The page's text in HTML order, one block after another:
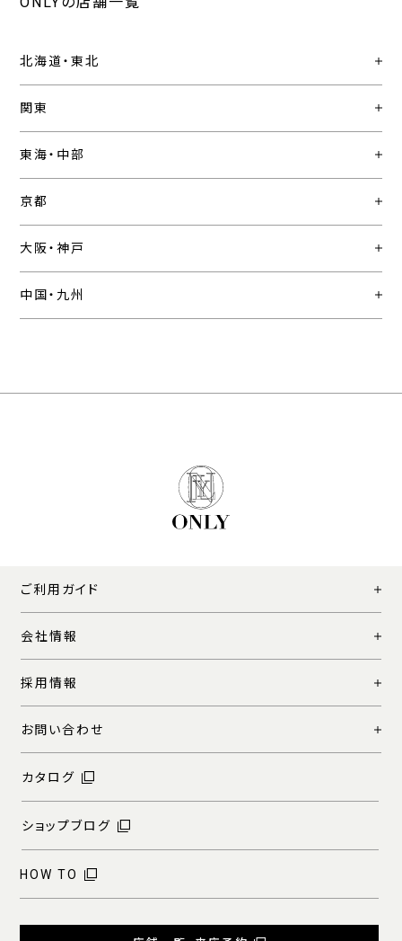
北海道・東北
関東
東海・中部
京都
大阪・神戸
中国・九州
ご利用ガイド
会社情報
採用情報
お問い合わせ
カタログ
ショップブログ
HOW TO